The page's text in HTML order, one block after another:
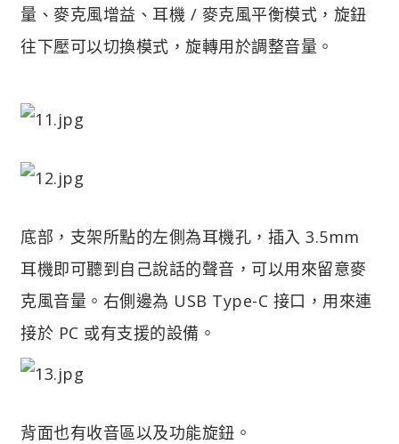
量、麥克風增益、耳機 / 麥克風平衡模式，旋鈕
往下壓可以切換模式，旋轉用於調整音量。
底部，支架所點的左側為耳機孔，插入 3.5mm
耳機即可聽到自己說話的聲音，可以用來留意麥
克風音量。右側邊為 USB Type-C 接口，用來連
接於 PC 或有支援的設備。
背面也有收音區以及功能旋鈕。